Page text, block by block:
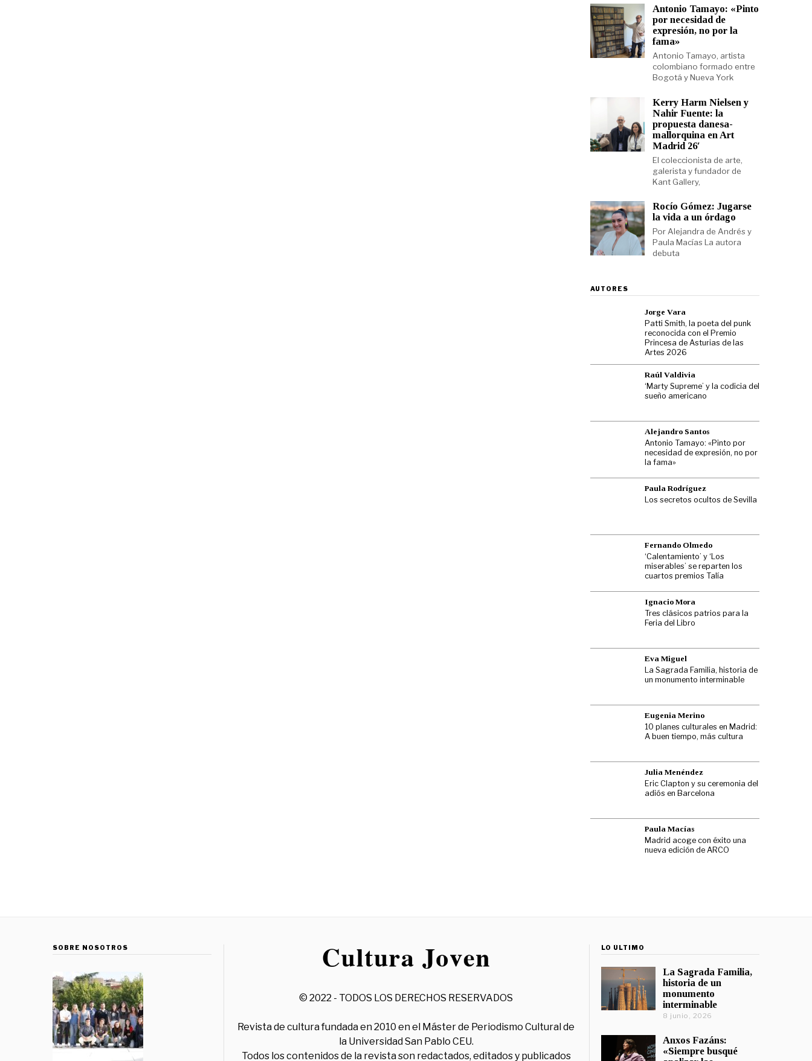
Antonio Tamayo: «Pinto
por necesidad de
expresión, no por la
fama»
Antonio Tamayo, artista
colombiano formado entre
Bogotá y Nueva York
Kerry Harm Nielsen y
Nahir Fuente: la
propuesta danesa-
mallorquina en Art
Madrid 26′
El coleccionista de arte,
galerista y fundador de
Kant Gallery,
Rocío Gómez: Jugarse
la vida a un órdago
Por Alejandra de Andrés y
Paula Macías La autora
debuta
AUTORES
Jorge Vara
Patti Smith, la poeta del punk
reconocida con el Premio
Princesa de Asturias de las
Artes 2026
Raúl Valdivia
‘Marty Supreme’ y la codicia del
sueño americano
Alejandro Santos
Antonio Tamayo: «Pinto por
necesidad de expresión, no por
la fama»
Paula Rodríguez
Los secretos ocultos de Sevilla
Fernando Olmedo
‘Calentamiento’ y ‘Los
miserables’ se reparten los
cuartos premios Talía
Ignacio Mora
Tres clásicos patrios para la
Feria del Libro
Eva Miguel
La Sagrada Familia, historia de
un monumento interminable
Eugenia Merino
10 planes culturales en Madrid:
A buen tiempo, más cultura
Julia Menéndez
Eric Clapton y su ceremonia del
adiós en Barcelona
Paula Macías
Madrid acoge con éxito una
nueva edición de ARCO
SOBRE NOSOTROS
© 2022 - TODOS LOS DERECHOS RESERVADOS
Revista de cultura fundada en 2010 en el Máster de Periodismo Cultural de
la Universidad San Pablo CEU.
Todos los contenidos de la revista son redactados, editados y publicados
LO ÚLTIMO
La Sagrada Familia,
historia de un
monumento
interminable
8 junio, 2026
Anxos Fazáns:
«Siempre busqué